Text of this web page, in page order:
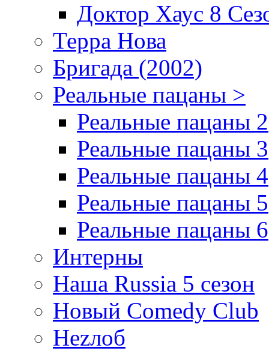
Доктор Хаус 8
Терра Нова
Бригада (2002)
Реальные пацаны >
Реальные пацаны 2
Реальные пацаны 3
Реальные пацаны 4
Реальные пацаны 5
Реальные пацаны 6
Интерны
Наша Russia 5 сезон
Новый Comedy Club
Неzлоб